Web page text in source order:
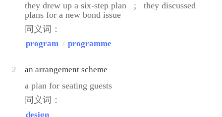
they drew up a six-step plan ;
they discussed
plans for a new bond issue
同义词：
program / programme
2 an arrangement scheme
a plan for seating guests
同义词：
design